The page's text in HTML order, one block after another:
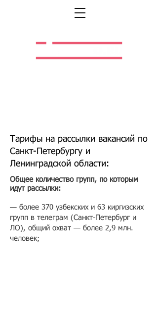
Тарифы на рассылки вакансий по
Санкт-Петербургу и
Ленинградской области:
Общее количество групп, по которым
идут рассылки:
— более 370 узбекских и 63 киргизских
групп в телеграм (Санкт-Петербург и
ЛО), общий охват — более 2,9 млн.
человек;